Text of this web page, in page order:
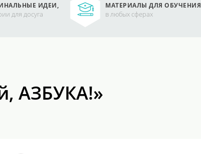
ИДЕИ,
для досуга
МАТЕРИАЛЫ ДЛЯ ОБУЧЕНИЯ
в любых сферах
АЗБУКА!»